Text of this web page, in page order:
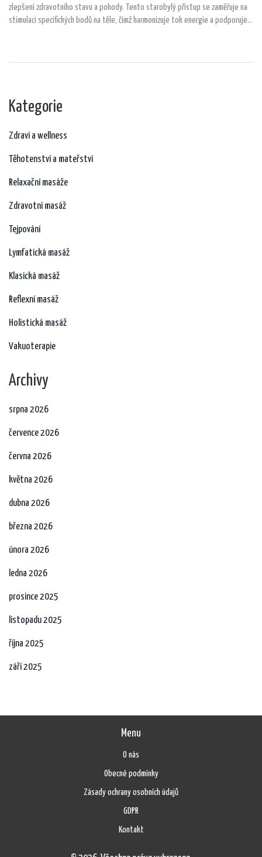
zlepšení zdravotního stavu a pohody. Tento starobylý přístup se zaměřuje na
stimulaci specifických bodů na těle, čímž harmonizuje tok energie a podporuje
Kategorie
Zdraví a wellness
Těhotenství a mateřství
Relaxační masáže
Zdravotní masáž
Tejpování
Lymfatická masáž
Klasická masáž
Reflexní masáž
Holistická masáž
Vakuoterapie
Archivy
srpna 2026
července 2026
června 2026
května 2026
dubna 2026
března 2026
února 2026
ledna 2026
prosince 2025
listopadu 2025
října 2025
září 2025
Menu
O nás
Obecné podmínky
Zásady ochrany osobních údajů
GDPR
Kontakt